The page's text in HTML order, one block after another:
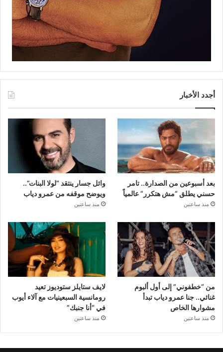
أجدد الأخبار
بعد أسبوعين من الصدارة.. تامر
حسني يطلق “مش هتكرر” عالمياً
منذ ساعتين
وائل جسار ينتقد “لولا البنات”..
ويوضح موقفه من عمرو دياب
منذ ساعتين
من “خطفوني” إلى أول ألبوم
غنائي.. جنا عمرو دياب تبدأ
مشوارها الخاص
منذ ساعتين
لايف ستايلز ستوديوز تعيد
رومانسية السبعينيات مع آلاء أيوب
في “أنا جنبك”
منذ ساعتين